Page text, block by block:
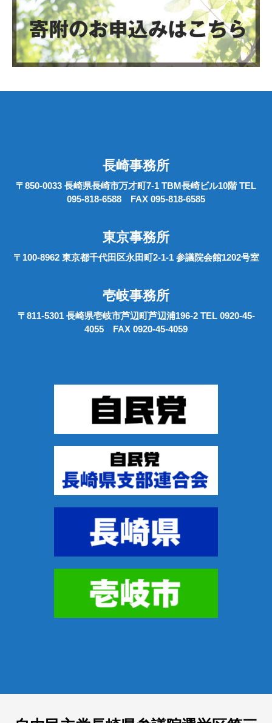
長崎事務所
〒850-0033 長崎県長崎市万才町7-1 TBM長崎ビル10階 TEL
095-818-6588 FAX 095-818-6585
東京事務所
〒100-8962 東京都千代田区永田町2-1-1 参議院会館1202号室
壱岐事務所
〒811-5301 長崎県壱岐市芦辺町芦辺浦196-2 TEL 0920-45-
4055 FAX 0920-45-4059